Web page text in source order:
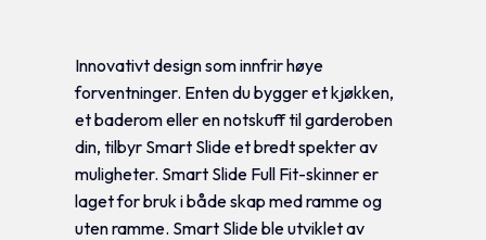
Innovativt design som innfrir høye
forventninger. Enten du bygger et kjøkken,
et baderom eller en notskuff til garderoben
din, tilbyr Smart Slide et bredt spekter av
muligheter. Smart Slide Full Fit-skinner er
laget for bruk i både skap med ramme og
uten ramme. Smart Slide ble utviklet av